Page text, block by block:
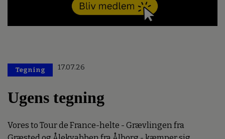
Tegning 17.07.26
Ugens tegning
Vores to Tour de France-helte - Grævlingen fra